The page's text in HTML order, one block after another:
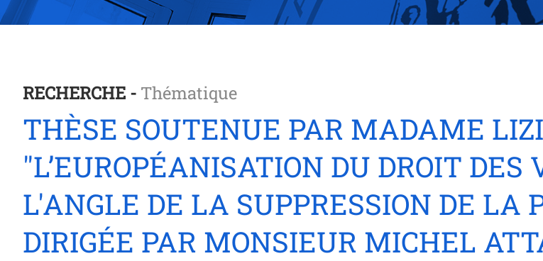
RECHERCHE - Thématique
THÈSE SOUTENUE PAR MADAME
"L’EUROPÉANISATION DU DROIT DES
L'ANGLE DE LA SUPPRESSION DE LA
DIRIGÉE PAR MONSIEUR MICHEL